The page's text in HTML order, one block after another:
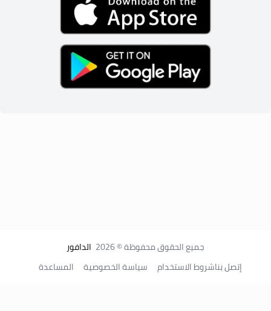
جميع الحقوق محفوظة © 2026
الدافور
إتصل بناشروط الاستخدام سياسة الخصوصية المساعدة